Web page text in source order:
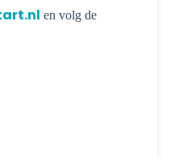
en volg de